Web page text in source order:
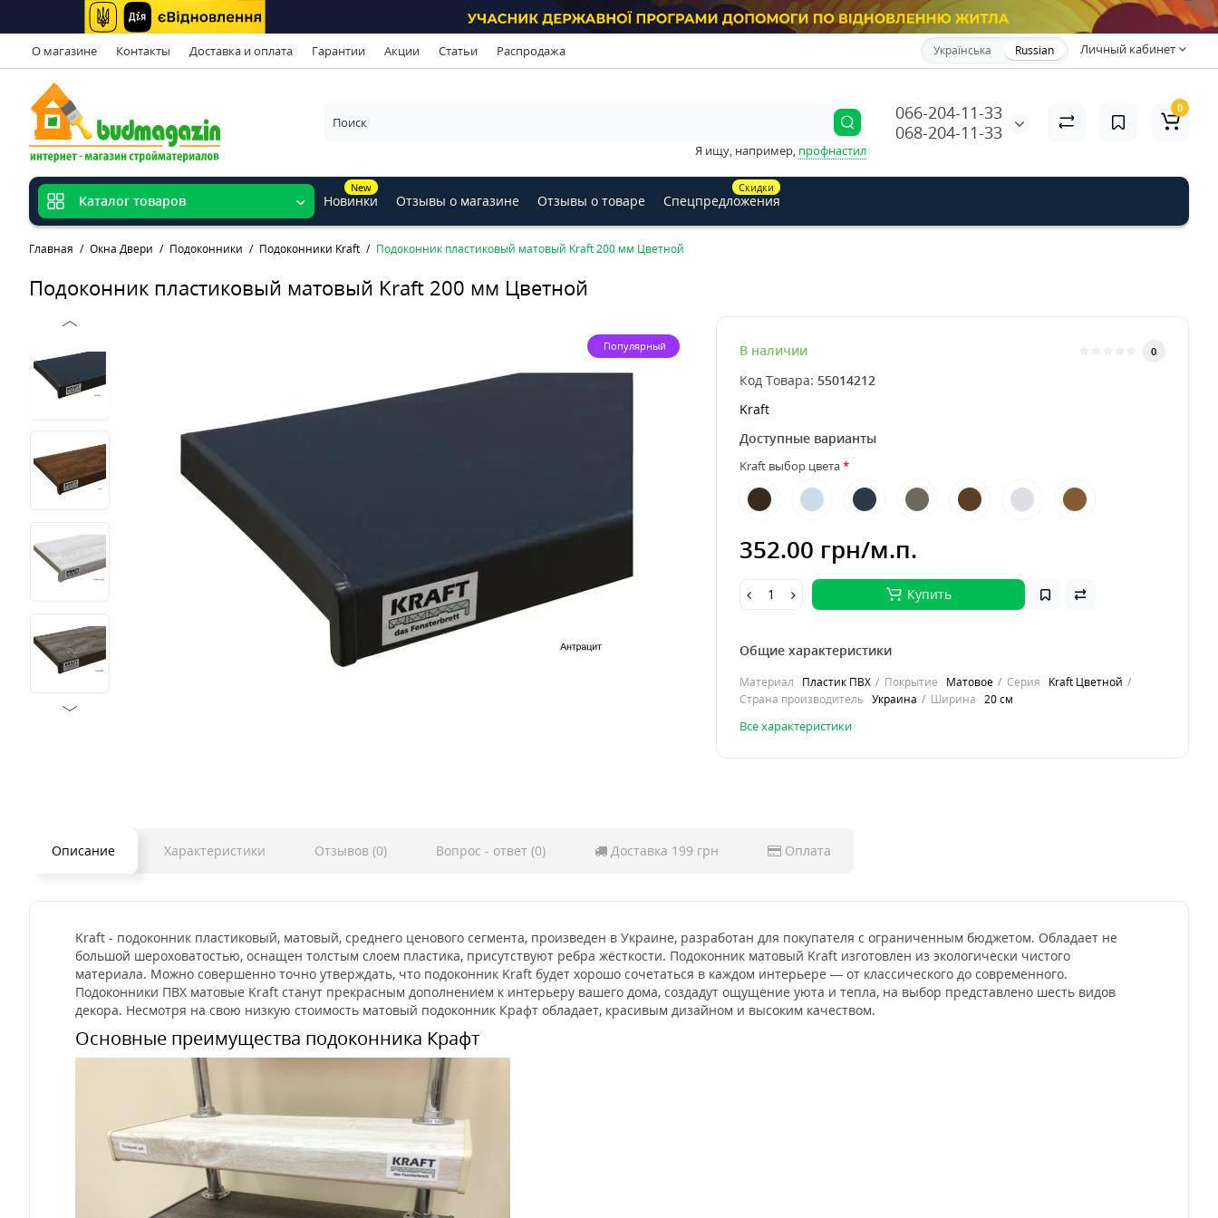
О магазине Контакты Доставка и оплата Гарантии Акции Статьи Распродажа Личный кабинет
Українська Russian
066-204-11-33
068-204-11-33
Я ищу, например, профнастил
0
Главная Окна Двери Подоконники Подоконники Kraft Подоконник пластиковый матовый Kraft 200 мм Цветной
Подоконник пластиковый матовый Kraft 200 мм Цветной
Популярный В наличии 0
Код Товара: 55014212
Kraft
Доступные варианты
Kraft выбор цвета
352.00 грн/м.п.
Купить
Общие характеристики
Материал Пластик ПВХ Покрытие Матовое Серия
Kraft Цветной
Страна производитель Украина Ширина 20 см
Все характеристики
Описание Характеристики Отзывов (0) Вопрос - ответ (0) Доставка 199 грн Оплата
Kraft - подоконник пластиковый, матовый, среднего ценового сегмента, произведен в Украине, разработан для покупателя с ограниченным бюджетом. Обладает не
большой шероховатостью, оснащен толстым слоем пластика, присутствуют ребра жёсткости. Подоконник матовый Kraft изготовлен из экологически чистого
материала. Можно совершенно точно утверждать, что подоконник Kraft будет хорошо сочетаться в каждом интерьере — от классического до современного.
Подоконники ПВХ матовые Kraft станут прекрасным дополнением к интерьеру вашего дома, создадут ощущение уюта и тепла, на выбор представлено шесть видов
декора. Несмотря на свою низкую стоимость матовый подоконник Крафт обладает, красивым дизайном и высоким качеством.
Основные преимущества подоконника Крафт
Каталог товаров
New
Новинки Отзывы о магазине Отзывы о товаре
Скидки
Спецпредложения